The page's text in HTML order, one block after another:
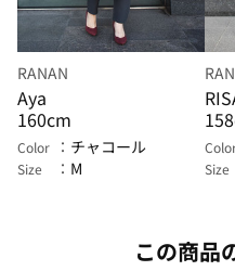
RANAN
Aya
160cm
Color チャコール
Size M Size
この商品